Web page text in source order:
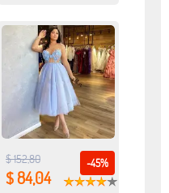
-45%
$ 152,80
$ 84,04